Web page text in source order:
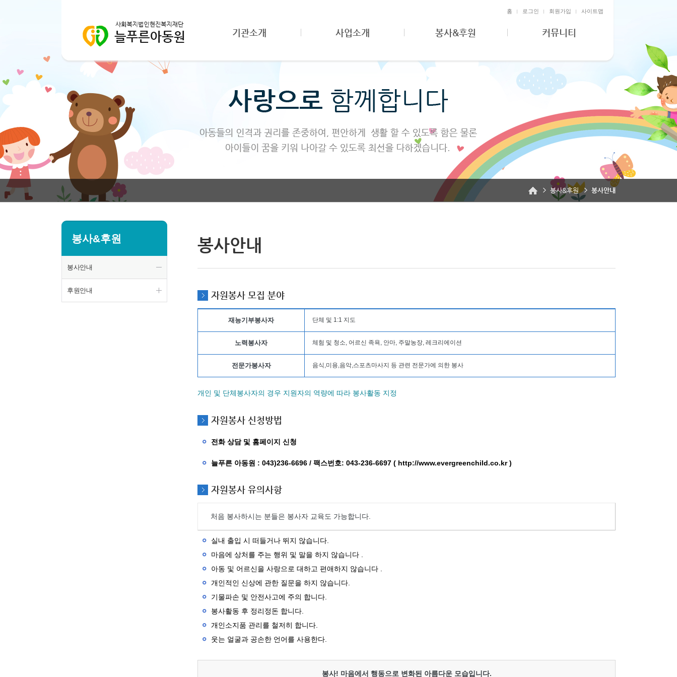
홈 로그인 회원가입 사이트맵
기관소개 사업소개 봉사&후원 커뮤니티
봉사&후원 봉사안내
봉사&후원
봉사안내
후원안내
봉사안내
자원봉사 모집 분야
재능기부봉사자 단체 및 1:1 지도
노력봉사자 체험 및 청소, 어르신 족욕, 안마, 주말농장, 레크리에이션
전문가봉사자 음식,미용,음악,스포츠마사지 등 관련 전문가에 의한 봉사
개인 및 단체봉사자의 경우 지원자의 역량에 따라 봉사활동 지정
자원봉사 신청방법
전화 상담 및 홈페이지 신청
늘푸른 아동원 : 043)236-6696 / 팩스번호: 043-236-6697 ( http://www.evergreenchild.co.kr )
자원봉사 유의사항
처음 봉사하시는 분들은 봉사자 교육도 가능합니다.
실내 출입 시 떠들거나 뛰지 않습니다.
마음에 상처를 주는 행위 및 말을 하지 않습니다 .
아동 및 어르신을 사랑으로 대하고 편애하지 않습니다 .
개인적인 신상에 관한 질문을 하지 않습니다.
기물파손 및 안전사고에 주의 합니다.
봉사활동 후 정리정돈 합니다.
개인소지품 관리를 철저히 합니다.
웃는 얼굴과 공손한 언어를 사용한다.
봉사! 마음에서 행동으로 변화된 아름다운 모습입니다.